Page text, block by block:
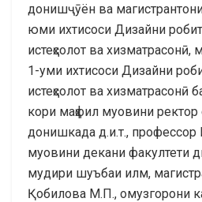
донишҷӯён ва
юми ихтисоси Дизайни
истеҳсолот ва
1-уми ихтисоси Дизайни
истеҳсолот ва хизматрасонӣ
кори маҳфил муовини
донишкада д.и.т.,
муовини декани факултети
мудири шуъбаи илм,
Қобилова М.П., омузгорони